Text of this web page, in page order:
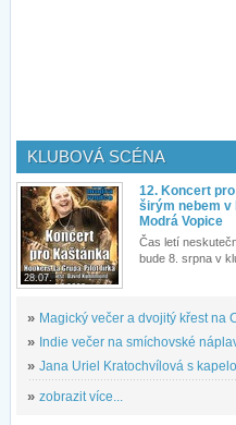
KLUBOVÁ SCÉNA
28.07.
12. Koncert
širým nebem v
Modrá Vopice
Čas letí
bude 8. srpna v
» Magický večer a dvojitý křest na
» Indie večer na smíchovské
» Jana Uriel Kratochvílová s
» zobrazit více...